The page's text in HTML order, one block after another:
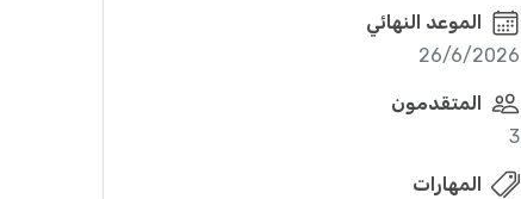
الموعد النهائي
26/6/2026
المتقدمون
3
المهارات